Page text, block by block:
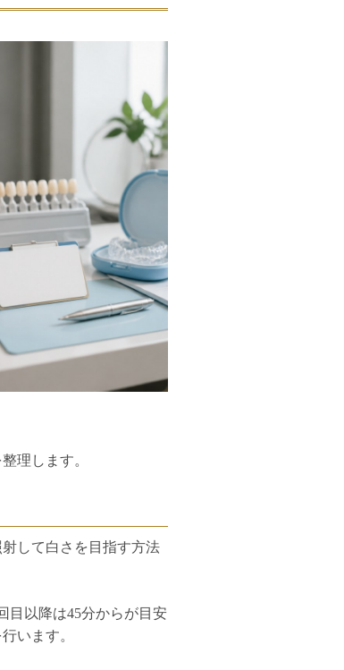
理します。
して白さを目指す方法
目以降は45分からが目安
います。